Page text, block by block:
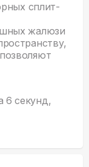
сплит-
жалюзи
6 секунд,